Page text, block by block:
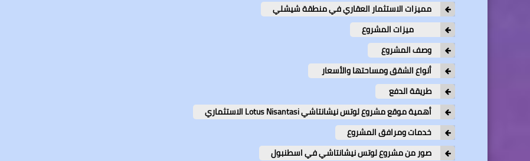
مميزات الاستثمار العقاري في منطقة شيشلي
ميزات المشروع
وصف المشروع
أنواع الشقق ومساحتها والأسعار
طريقة الدفع
أهمية موقع مشروع لوتس نيشانتاشي Lotus Nisantasi الاستثماري
خدمات ومرافق المشروع
صور من مشروع لوتس نيشانتاشي في اسطنبول